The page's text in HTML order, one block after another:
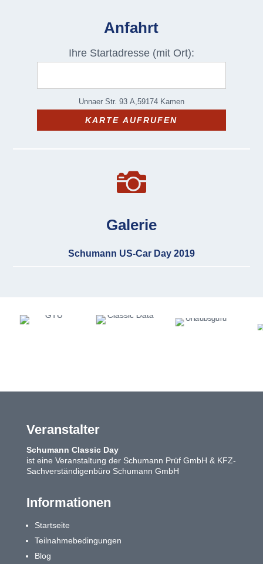
Anfahrt
Ihre Startadresse (mit Ort):
KARTE AUFRUFEN

Galerie
Schumann US-Car Day 2019
Veranstalter
Schumann Classic Day
ist eine Veranstaltung der Schumann Prüf GmbH & KFZ-
Sachverständigenbüro Schumann GmbH
Informationen
Startseite
Teilnahmebedingungen
Blog